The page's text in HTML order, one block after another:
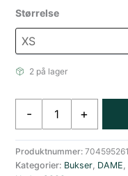
Størrelse
2 på lager
-
Tights
W
+
Produktnummer:
Kategorier: Bukser, DAME,